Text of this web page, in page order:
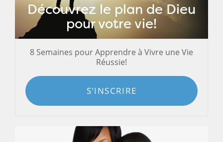
Découvrez le plan de Dieu
pour votre vie!
8 Semaines pour Apprendre à Vivre une Vie
Réussie!
S'INSCRIRE